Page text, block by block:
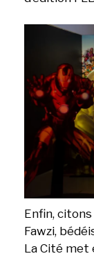
Enfin,
Fawzi,
La Cité met